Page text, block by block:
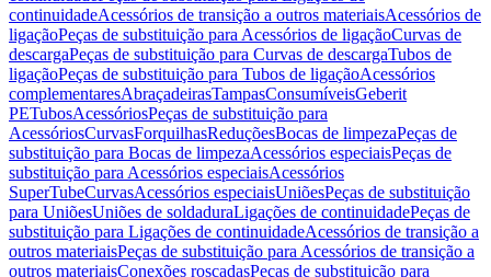
continuidadeAcessórios de transição a outros materiaisAcessórios de
ligaçãoPeças de substituição para Acessórios de ligaçãoCurvas de
descargaPeças de substituição para Curvas de descargaTubos de
ligaçãoPeças de substituição para Tubos de ligaçãoAcessórios
complementaresAbraçadeirasTampasConsumíveisGeberit
PETubosAcessóriosPeças de substituição para
AcessóriosCurvasForquilhasReduçõesBocas de limpezaPeças de
substituição para Bocas de limpezaAcessórios especiaisPeças de
substituição para Acessórios especiaisAcessórios
SuperTubeCurvasAcessórios especiaisUniõesPeças de substituição
para UniõesUniões de soldaduraLigações de continuidadePeças de
substituição para Ligações de continuidadeAcessórios de transição a
outros materiaisPeças de substituição para Acessórios de transição a
outros materiaisConexões roscadasPeças de substituição para